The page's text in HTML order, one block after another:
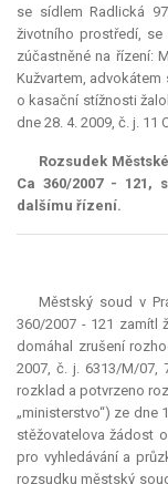
se sídlem Radlická
životního prostředí, se
zúčastněné na řízení:
Kužvartem, advokátem
o kasační stížnosti
dne 28. 4. 2009, č. j. 11
Rozsudek
Ca 360/2007 -
dalšímu řízení.
Městský soud v
360/2007 - 121 zamítl
domáhal zrušení
2007, č. j. 6313/M/07,
rozklad a potvrzeno
„ministerstvo“) ze dne
stěžovatelova žádost
pro vyhledávání a
rozsudku městský